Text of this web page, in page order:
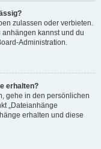
zulassen oder verbieten.
kannst und du
Administration.
erhalten?
gehe in den persönlichen
„Dateianhänge
erhalten und diese